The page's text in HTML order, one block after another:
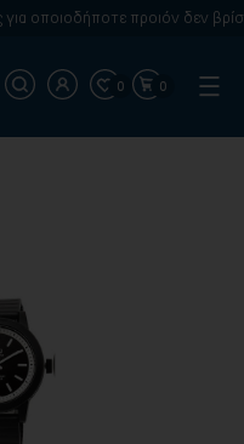
οποιοδήποτε προιόν δεν
0 0